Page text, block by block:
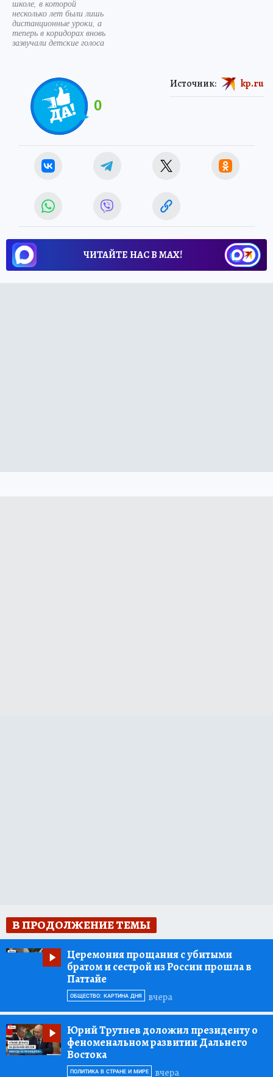
школе, в которой
несколько лет были лишь
дистанционные уроки, а
теперь в коридорах вновь
зазвучали детские голоса
0
Источник: kp.ru
ЧИТАЙТЕ НАС В МАХ!
В ПРОДОЛЖЕНИЕ ТЕМЫ
Церемония прощания с убитыми
братом и сестрой из России прошла в
Паттайе
вчера
ОБЩЕСТВО: КАРТИНА ДНЯ
Юрий Трутнев доложил президенту о
феноменальном развитии Дальнего
Востока
вчера
ПОЛИТИКА В СТРАНЕ И МИРЕ